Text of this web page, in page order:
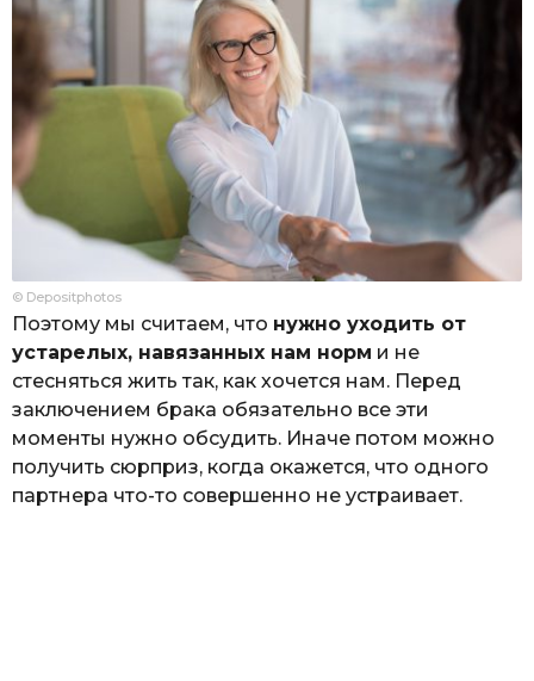
© Depositphotos
Поэтому мы считаем, что нужно уходить от
устарелых, навязанных нам норм и не
стесняться жить так, как хочется нам. Перед
заключением брака обязательно все эти
моменты нужно обсудить. Иначе потом можно
получить сюрприз, когда окажется, что одного
партнера что-то совершенно не устраивает.